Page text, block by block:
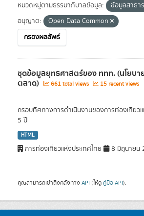
หมวดหมู่ตามธรรมาภิบาลข้อมูล:
ข้อมูลสาธา
อนุญาต:
Open Data Common
กรองผลลัพธ์
ชุดข้อมูลยุทธศาสตร์ของ ททท. (นโยบา
ตลาด) 661 total views 15 recent views
กรอบทิศทางการดำเนินงานของการท่องเที่ยวแ
5 ปี
HTML
การท่องเที่ยวแห่งประเทศไทย 8 มิถุนายน
คุณสามารถเข้าถึงคลังทาง API (ให้ดู คู่มือ API).